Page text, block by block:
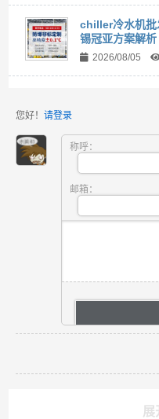
chiller冷水机批
锡冠亚方案解析
2026/08/05
您好！ 请登录
称呼：
邮箱：